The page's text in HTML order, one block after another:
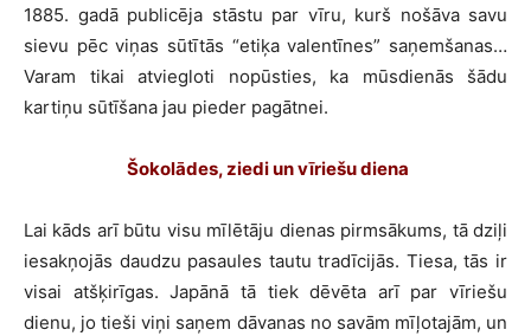
1885. gadā publicēja stāstu par vīru, kurš nošāva savu
sievu pēc viņas sūtītās “etiķa valentīnes” saņemšanas…
Varam tikai atviegloti nopūsties, ka mūsdienās šādu
kartiņu sūtīšana jau pieder pagātnei.
Šokolādes, ziedi un vīriešu diena
Lai kāds arī būtu visu mīlētāju dienas pirmsākums, tā dziļi
iesakņojās daudzu pasaules tautu tradīcijās. Tiesa, tās ir
visai atšķirīgas. Japānā tā tiek dēvēta arī par vīriešu
dienu, jo tieši viņi saņem dāvanas no savām mīļotajām, un